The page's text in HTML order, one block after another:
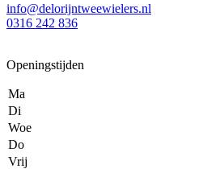
info@delorijntweewielers.nl
0316 242 836
Openingstijden
Ma
Di
Woe
Do
Vrij